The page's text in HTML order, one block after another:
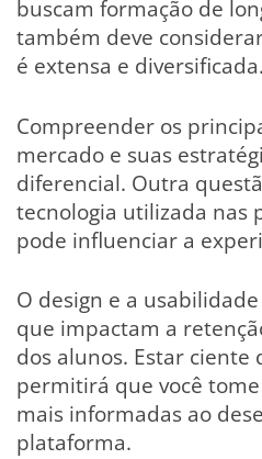
buscam formação de
também deve
é extensa e diversificada.
Compreender os
mercado e suas
diferencial. Outra
tecnologia utilizada nas
pode influenciar a
O design e a
que impactam a
dos alunos. Estar ciente
permitirá que você
mais informadas ao
plataforma.